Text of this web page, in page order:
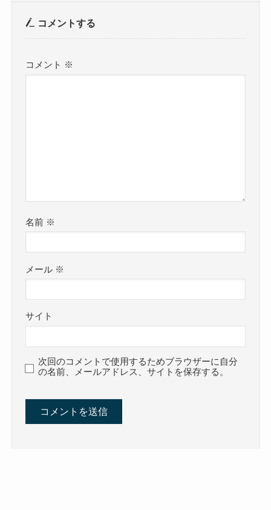
コメントする
コメント ※
名前 ※
メール ※
サイト
次回のコメントで使用するためブラウザーに自分
の名前、メールアドレス、サイトを保存する。